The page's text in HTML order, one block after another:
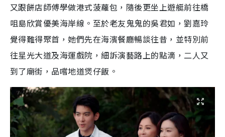
又跟餅店師傅學做港式菠蘿包，隨後更坐上遊艇前往橋
咀島欣賞優美海岸線。至於老友鬼鬼的吳君如，劉嘉玲
覺得難得聚首，她們先在海濱餐廳暢談往昔，並特別前
往星光大道及海運戲院，細訴演藝路上的點滴，二人又
到了廟街，品嚐地道煲仔飯。